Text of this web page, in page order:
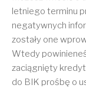
letniego terminu
negatywnych
zostały one
Wtedy
zaciągnięty
do BIK prośbę o